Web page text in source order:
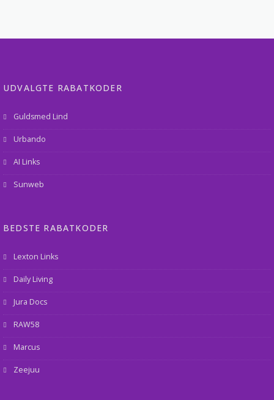
UDVALGTE RABATKODER
Guldsmed Lind
Urbando
AI Links
Sunweb
BEDSTE RABATKODER
Lexton Links
Daily Living
Jura Docs
RAW58
Marcus
Zeejuu